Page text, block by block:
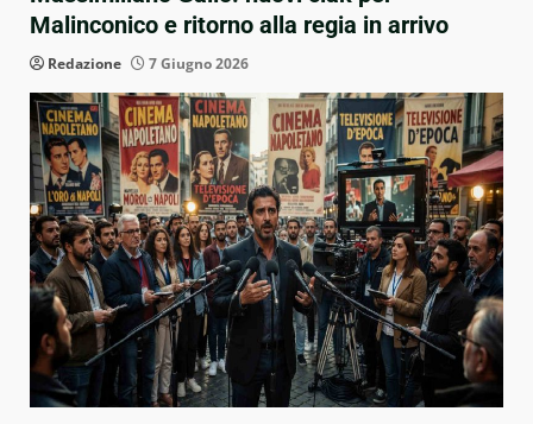
Malinconico e ritorno alla regia in arrivo
Redazione 7 Giugno 2026